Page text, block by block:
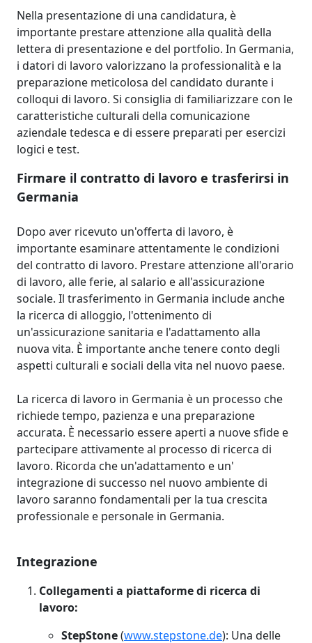
Nella presentazione di una candidatura, è
importante prestare attenzione alla qualità della
lettera di presentazione e del portfolio. In Germania,
i datori di lavoro valorizzano la professionalità e la
preparazione meticolosa del candidato durante i
colloqui di lavoro. Si consiglia di familiarizzare con le
caratteristiche culturali della comunicazione
aziendale tedesca e di essere preparati per esercizi
logici e test.
Firmare il contratto di lavoro e trasferirsi in
Germania
Dopo aver ricevuto un'offerta di lavoro, è
importante esaminare attentamente le condizioni
del contratto di lavoro. Prestare attenzione all'orario
di lavoro, alle ferie, al salario e all'assicurazione
sociale. Il trasferimento in Germania include anche
la ricerca di alloggio, l'ottenimento di
un'assicurazione sanitaria e l'adattamento alla
nuova vita. È importante anche tenere conto degli
aspetti culturali e sociali della vita nel nuovo paese.
La ricerca di lavoro in Germania è un processo che
richiede tempo, pazienza e una preparazione
accurata. È necessario essere aperti a nuove sfide e
partecipare attivamente al processo di ricerca di
lavoro. Ricorda che un'adattamento e un'
integrazione di successo nel nuovo ambiente di
lavoro saranno fondamentali per la tua crescita
professionale e personale in Germania.
Integrazione
Collegamenti a piattaforme di ricerca di
lavoro:
StepStone(www.stepstone.de): Una delle